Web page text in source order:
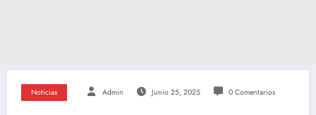
Noticias Admin Junio 25, 2025 0 Comentarios